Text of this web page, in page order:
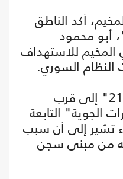
أكد الناطق
أبو محمود
المخيم للاستهداف
السوري.
ولفت في حديثه لـ"عربي21" إلى قرب
الجوية" التابعة
تشير إلى أن سبب
من مبنى سجن